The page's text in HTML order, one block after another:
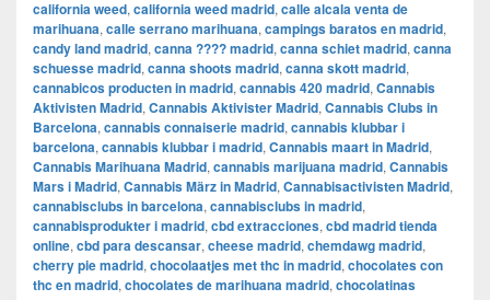
california weed, california weed madrid, calle alcala venta de
marihuana, calle serrano marihuana, campings baratos en madrid,
candy land madrid, canna ???? madrid, canna schiet madrid, canna
schuesse madrid, canna shoots madrid, canna skott madrid,
cannabicos producten in madrid, cannabis 420 madrid, Cannabis
Aktivisten Madrid, Cannabis Aktivister Madrid, Cannabis Clubs in
Barcelona, cannabis connaiserie madrid, cannabis klubbar i
barcelona, cannabis klubbar i madrid, Cannabis maart in Madrid,
Cannabis Marihuana Madrid, cannabis marijuana madrid, Cannabis
Mars i Madrid, Cannabis März in Madrid, Cannabisactivisten Madrid,
cannabisclubs in barcelona, cannabisclubs in madrid,
cannabisprodukter i madrid, cbd extracciones, cbd madrid tienda
online, cbd para descansar, cheese madrid, chemdawg madrid,
cherry pie madrid, chocolaatjes met thc in madrid, chocolates con
thc en madrid, chocolates de marihuana madrid, chocolatinas